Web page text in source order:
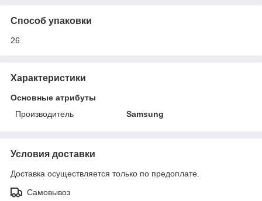
Способ упаковки
26
Характеристики
Основные атрибуты
Производитель
Samsung
Условия доставки
Доставка осуществляется только по предоплате.
Самовывоз